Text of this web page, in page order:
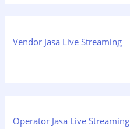
Vendor Jasa Live Streaming
Operator Jasa Live Streaming